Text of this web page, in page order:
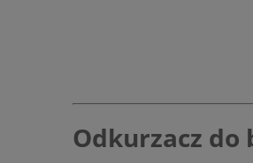
Odkurzacz do